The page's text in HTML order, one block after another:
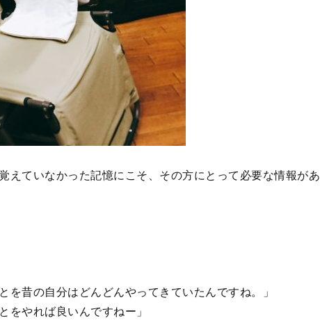
えていなかった記憶にこそ、その方にとって必要な情報があ
を昔の自分はどんどんやってきていたんですね。」
をやれば良いんですねー」